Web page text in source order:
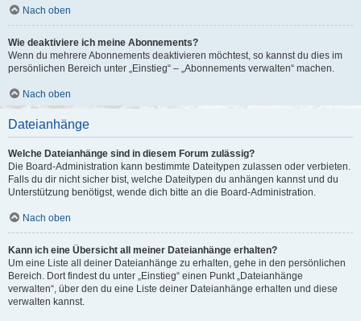
Nach oben
Wie deaktiviere ich meine Abonnements?
Wenn du mehrere Abonnements deaktivieren möchtest, so kannst du dies im
persönlichen Bereich unter „Einstieg“ – „Abonnements verwalten“ machen.
Nach oben
Dateianhänge
Welche Dateianhänge sind in diesem Forum zulässig?
Die Board-Administration kann bestimmte Dateitypen zulassen oder verbieten.
Falls du dir nicht sicher bist, welche Dateitypen du anhängen kannst und du
Unterstützung benötigst, wende dich bitte an die Board-Administration.
Nach oben
Kann ich eine Übersicht all meiner Dateianhänge erhalten?
Um eine Liste all deiner Dateianhänge zu erhalten, gehe in den persönlichen
Bereich. Dort findest du unter „Einstieg“ einen Punkt „Dateianhänge
verwalten“, über den du eine Liste deiner Dateianhänge erhalten und diese
verwalten kannst.